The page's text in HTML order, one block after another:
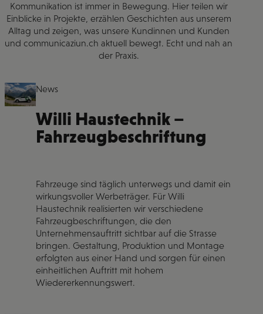
Kommunikation ist immer in Bewegung. Hier teilen wir
Einblicke in Projekte, erzählen Geschichten aus unserem
Alltag und zeigen, was unsere Kundinnen und Kunden
und communicaziun.ch aktuell bewegt. Echt und nah an
der Praxis.
News
Willi Haustechnik –
Fahrzeugbeschriftung
Fahrzeuge sind täglich unterwegs und damit ein
wirkungsvoller Werbeträger. Für Willi
Haustechnik realisierten wir verschiedene
Fahrzeugbeschriftungen, die den
Unternehmensauftritt sichtbar auf die Strasse
bringen. Gestaltung, Produktion und Montage
erfolgten aus einer Hand und sorgen für einen
einheitlichen Auftritt mit hohem
Wiedererkennungswert.